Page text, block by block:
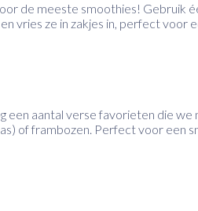
de meeste smoothies! Gebruik
vries ze in zakjes in, perfect voor
een aantal verse favorieten die
of frambozen. Perfect voor een